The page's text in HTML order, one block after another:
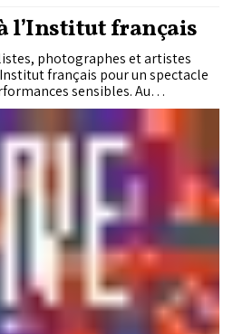
l’Institut français
photographes et artistes
français pour un spectacle
sensibles. Au
mélodies 100% marocaines. Un
qui tient en haleine,
voix que vous n’entendrez
musique : à chaque récit, son
sa fantaisie, son supplément